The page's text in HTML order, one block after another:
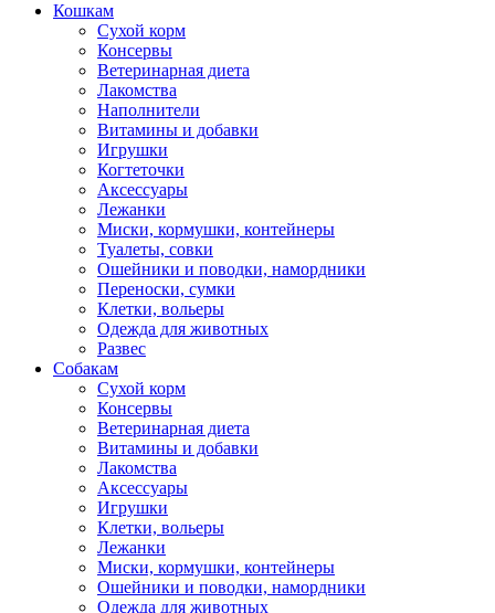
Кошкам
Сухой корм
Консервы
Ветеринарная диета
Лакомства
Наполнители
Витамины и добавки
Игрушки
Когтеточки
Аксессуары
Лежанки
Миски, кормушки, контейнеры
Туалеты, совки
Ошейники и поводки, намордники
Переноски, сумки
Клетки, вольеры
Одежда для животных
Развес
Собакам
Сухой корм
Консервы
Ветеринарная диета
Витамины и добавки
Лакомства
Аксессуары
Игрушки
Клетки, вольеры
Лежанки
Миски, кормушки, контейнеры
Ошейники и поводки, намордники
Одежда для животных